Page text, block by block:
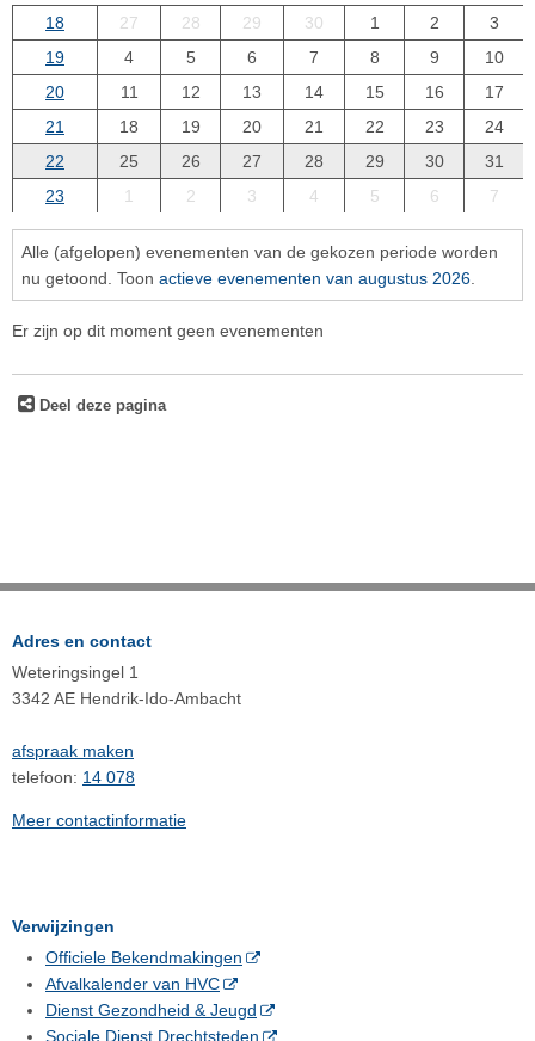
18
27 28 29 30 1 2
3
19
4 5 6 7 8 9
10
20
11 12 13 14 15 16
17
21
18 19 20 21 22 23
24
22
25 26 27 28 29 30
31
23
1 2 3 4 5 6 7
Alle (afgelopen) evenementen van de gekozen periode worden
nu getoond. Toon actieve evenementen van augustus 2026.
Er zijn op dit moment geen evenementen
Deel deze pagina
Adres en contact
Weteringsingel 1
3342 AE Hendrik-Ido-Ambacht
afspraak maken
telefoon: 14 078
Meer contactinformatie
Verwijzingen
Officiele Bekendmakingen
Afvalkalender van HVC
Dienst Gezondheid & Jeugd
Sociale Dienst Drechtsteden